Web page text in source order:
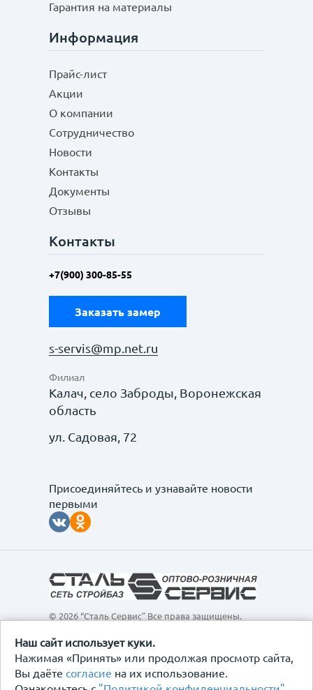
Наш сайт использует куки.
Нажимая «Принять» или продолжая просмотр сайта,
Вы даёте согласие на их использование.
Гарантия на материалы
Информация
Прайс-лист
Акции
О компании
Сотрудничество
Новости
Контакты
Документы
Отзывы
Контакты
+7(900) 300-85-55
Заказать замер
s-servis@mp.net.ru
Филиал
Калач, село Заброды, Воронежская
область
ул. Садовая, 72
Присоединяйтесь и узнавайте новости
первыми
© 2026 “Сталь Сервис" Все права защищены.
интернет-сайт, а также вся информация о товарах и
ценах, предоставленная на нём, носит
исключительно информационный характер и ни при
каких условиях не является публичной офертой,
определяемой положениями Статьи 437